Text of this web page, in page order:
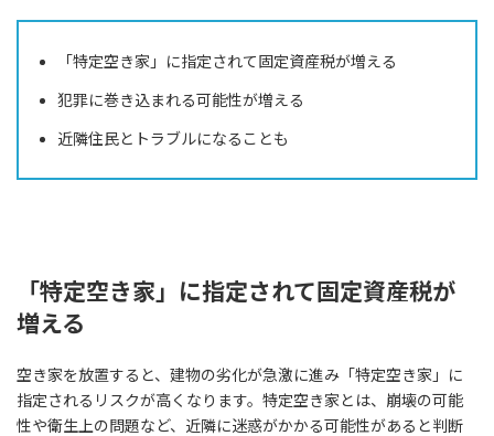
「特定空き家」に指定されて固定資産税が増える
犯罪に巻き込まれる可能性が増える
近隣住民とトラブルになることも
「特定空き家」に指定されて固定資産税が
増える
空き家を放置すると、建物の劣化が急激に進み「特定空き家」に
指定されるリスクが高くなります。特定空き家とは、崩壊の可能
性や衛生上の問題など、近隣に迷惑がかかる可能性があると判断